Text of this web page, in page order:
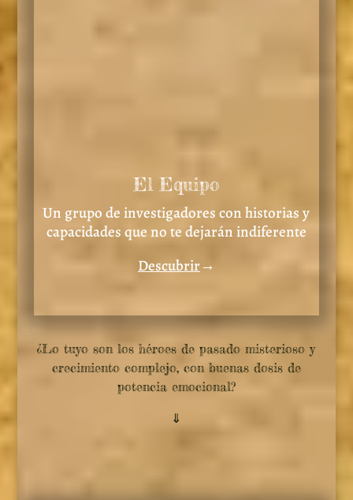
El Equipo
Un grupo de investigadores con historias y
capacidades que no te dejarán indiferente
Descubrir→
¿Lo tuyo son los héroes de pasado misterioso y
crecimiento complejo, con buenas dosis de
potencia emocional?
⇓